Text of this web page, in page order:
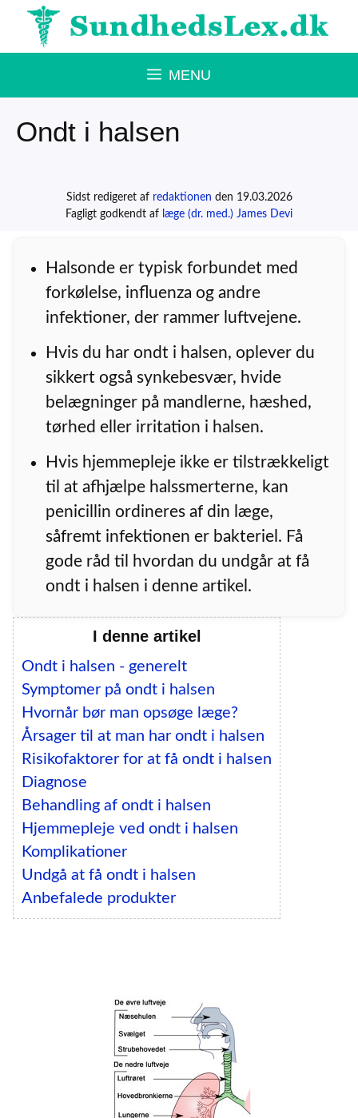
Hop
MENU
Ondt i halsen
Sidst redigeret af redaktionen den 19.03.2026
Fagligt godkendt af læge (dr. med.) James Devi
Halsonde er typisk forbundet med
forkølelse, influenza og andre
infektioner, der rammer luftvejene.
Hvis du har ondt i halsen, oplever du
sikkert også synkebesvær, hvide
belægninger på mandlerne, hæshed,
tørhed eller irritation i halsen.
Hvis hjemmepleje ikke er tilstrækkeligt
til at afhjælpe halssmerterne, kan
penicillin ordineres af din læge,
såfremt infektionen er bakteriel. Få
gode råd til hvordan du undgår at få
ondt i halsen i denne artikel.
I denne artikel
Ondt i halsen - generelt
Symptomer på ondt i halsen
Hvornår bør man opsøge læge?
Årsager til at man har ondt i halsen
Risikofaktorer for at få ondt i halsen
Diagnose
Behandling af ondt i halsen
Hjemmepleje ved ondt i halsen
Komplikationer
Undgå at få ondt i halsen
Anbefalede produkter